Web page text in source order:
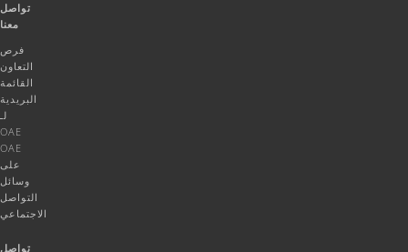
تواصل
معنا
فرص
التعاون
القائمة
البريدية
لـ
OAE
OAE
على
وسائل
التواصل
الاجتماعي
تواصل